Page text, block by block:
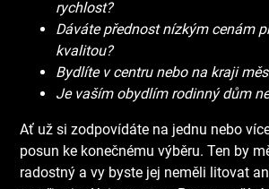
rychlost?
Dáváte přednost nízkým cenám
kvalitou?
Bydlíte v centru nebo na kraji
Je vaším obydlím rodinný dům
Ať už si zodpovídáte na jednu nebo
posun ke konečnému výběru. Ten by
radostný a vy byste jej neměli litovat